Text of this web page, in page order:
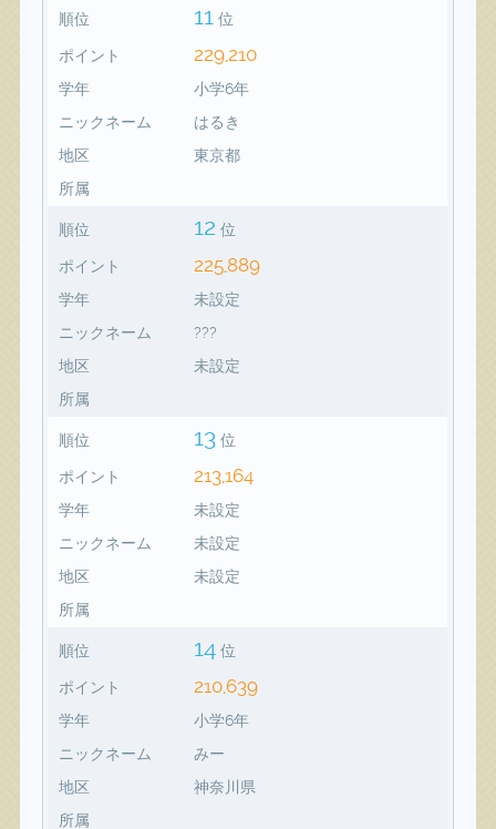
順位 11 位
ポイント 229,210
学年
小学6年
ニックネーム
はるき
地区
東京都
所属
順位 12 位
ポイント 225,889
学年
未設定
ニックネーム
???
地区
未設定
所属
順位 13 位
ポイント 213,164
学年
未設定
ニックネーム
未設定
地区
未設定
所属
順位 14 位
ポイント 210,639
学年
小学6年
ニックネーム
みー
地区
神奈川県
所属